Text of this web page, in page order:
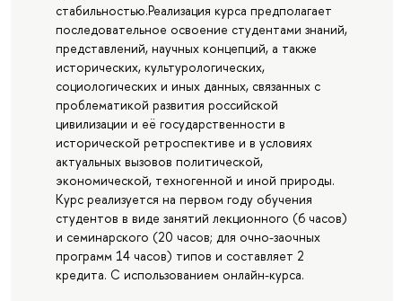
стабильностью.Реализация курса предполагает
последовательное освоение студентами знаний,
представлений, научных концепций, а также
исторических, культурологических,
социологических и иных данных, связанных с
проблематикой развития российской
цивилизации и её государственности в
исторической ретроспективе и в условиях
актуальных вызовов политической,
экономической, техногенной и иной природы.
Курс реализуется на первом году обучения
студентов в виде занятий лекционного (6 часов)
и семинарского (20 часов; для очно-заочных
программ 14 часов) типов и составляет 2
кредита. С использованием онлайн-курса.